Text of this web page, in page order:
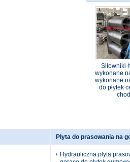
Siłowniki
wykonane
wykonane
do płytek
Płyta do prasowania na
Hydrauliczna płyta